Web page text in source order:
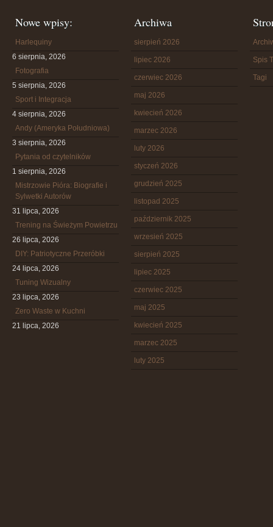
Nowe wpisy:
Harlequiny
6 sierpnia, 2026
Fotografia
5 sierpnia, 2026
Sport i Integracja
4 sierpnia, 2026
Andy (Ameryka Południowa)
3 sierpnia, 2026
Pytania od czytelników
1 sierpnia, 2026
Mistrzowie Pióra: Biografie i
Sylwetki Autorów
31 lipca, 2026
Trening na Świeżym Powietrzu
26 lipca, 2026
DIY: Patriotyczne Przeróbki
24 lipca, 2026
Tuning Wizualny
23 lipca, 2026
Zero Waste w Kuchni
21 lipca, 2026
Archiwa
sierpień 2026
lipiec 2026
czerwiec 2026
maj 2026
kwiecień 2026
marzec 2026
luty 2026
styczeń 2026
grudzień 2025
listopad 2025
październik 2025
wrzesień 2025
sierpień 2025
lipiec 2025
czerwiec 2025
maj 2025
kwiecień 2025
marzec 2025
luty 2025
Spis
Tagi